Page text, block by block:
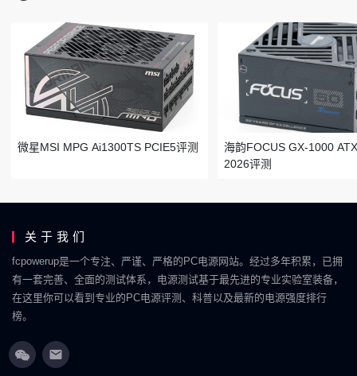
微星MSI MPG Ai1300TS PCIE5评测
海韵FOCUS GX-1000
2026评测
关于我们
fcpowerup是一个专注、严谨、严格的PC电源网站。经过多年积累，已拥
有一套完善、全面的测试体系，电源测试基于最先进的专业实验室装备，
在这里你可以看到专业的PC电源评测、科普以及最新的电源强度排行
榜。